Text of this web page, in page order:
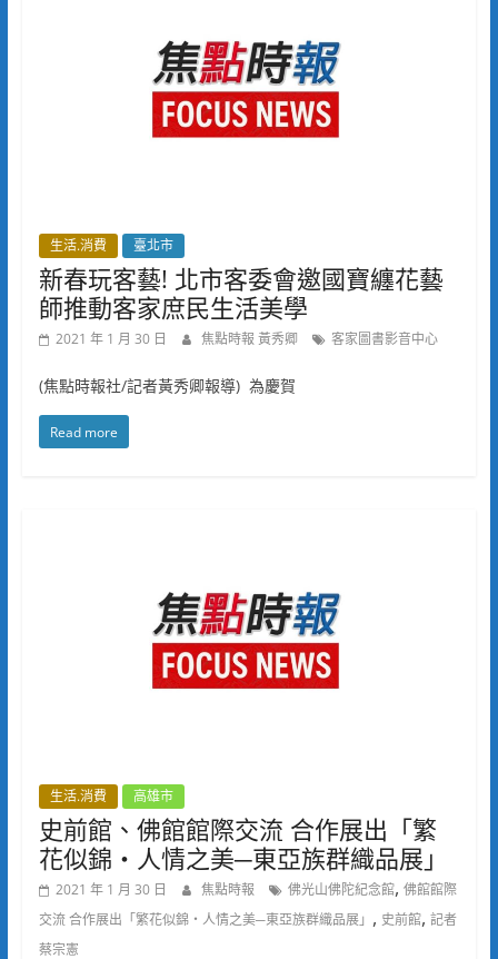
生活.消費 臺北市
新春玩客藝! 北市客委會邀國寶纏花藝
師推動客家庶民生活美學
2021 年 1 月 30 日 焦點時報 黃秀卿 客家圖書影音中心
(焦點時報社/記者黃秀卿報導) 為慶賀
Read more
生活.消費 高雄市
史前館、佛館館際交流 合作展出「繁
花似錦‧人情之美─東亞族群織品展」
2021 年 1 月 30 日 焦點時報 佛光山佛陀紀念館, 佛館館際
交流 合作展出「繁花似錦‧人情之美─東亞族群織品展」 , 史前館, 記者
蔡宗憲